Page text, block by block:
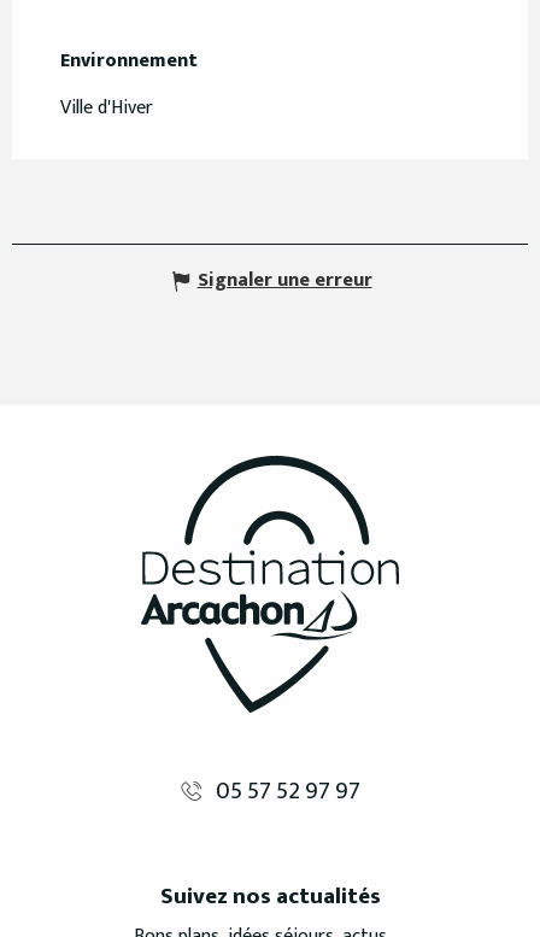
Environnement
Environnement
Ville d'Hiver
Signaler une erreur
05 57 52 97 97
Suivez nos actualités